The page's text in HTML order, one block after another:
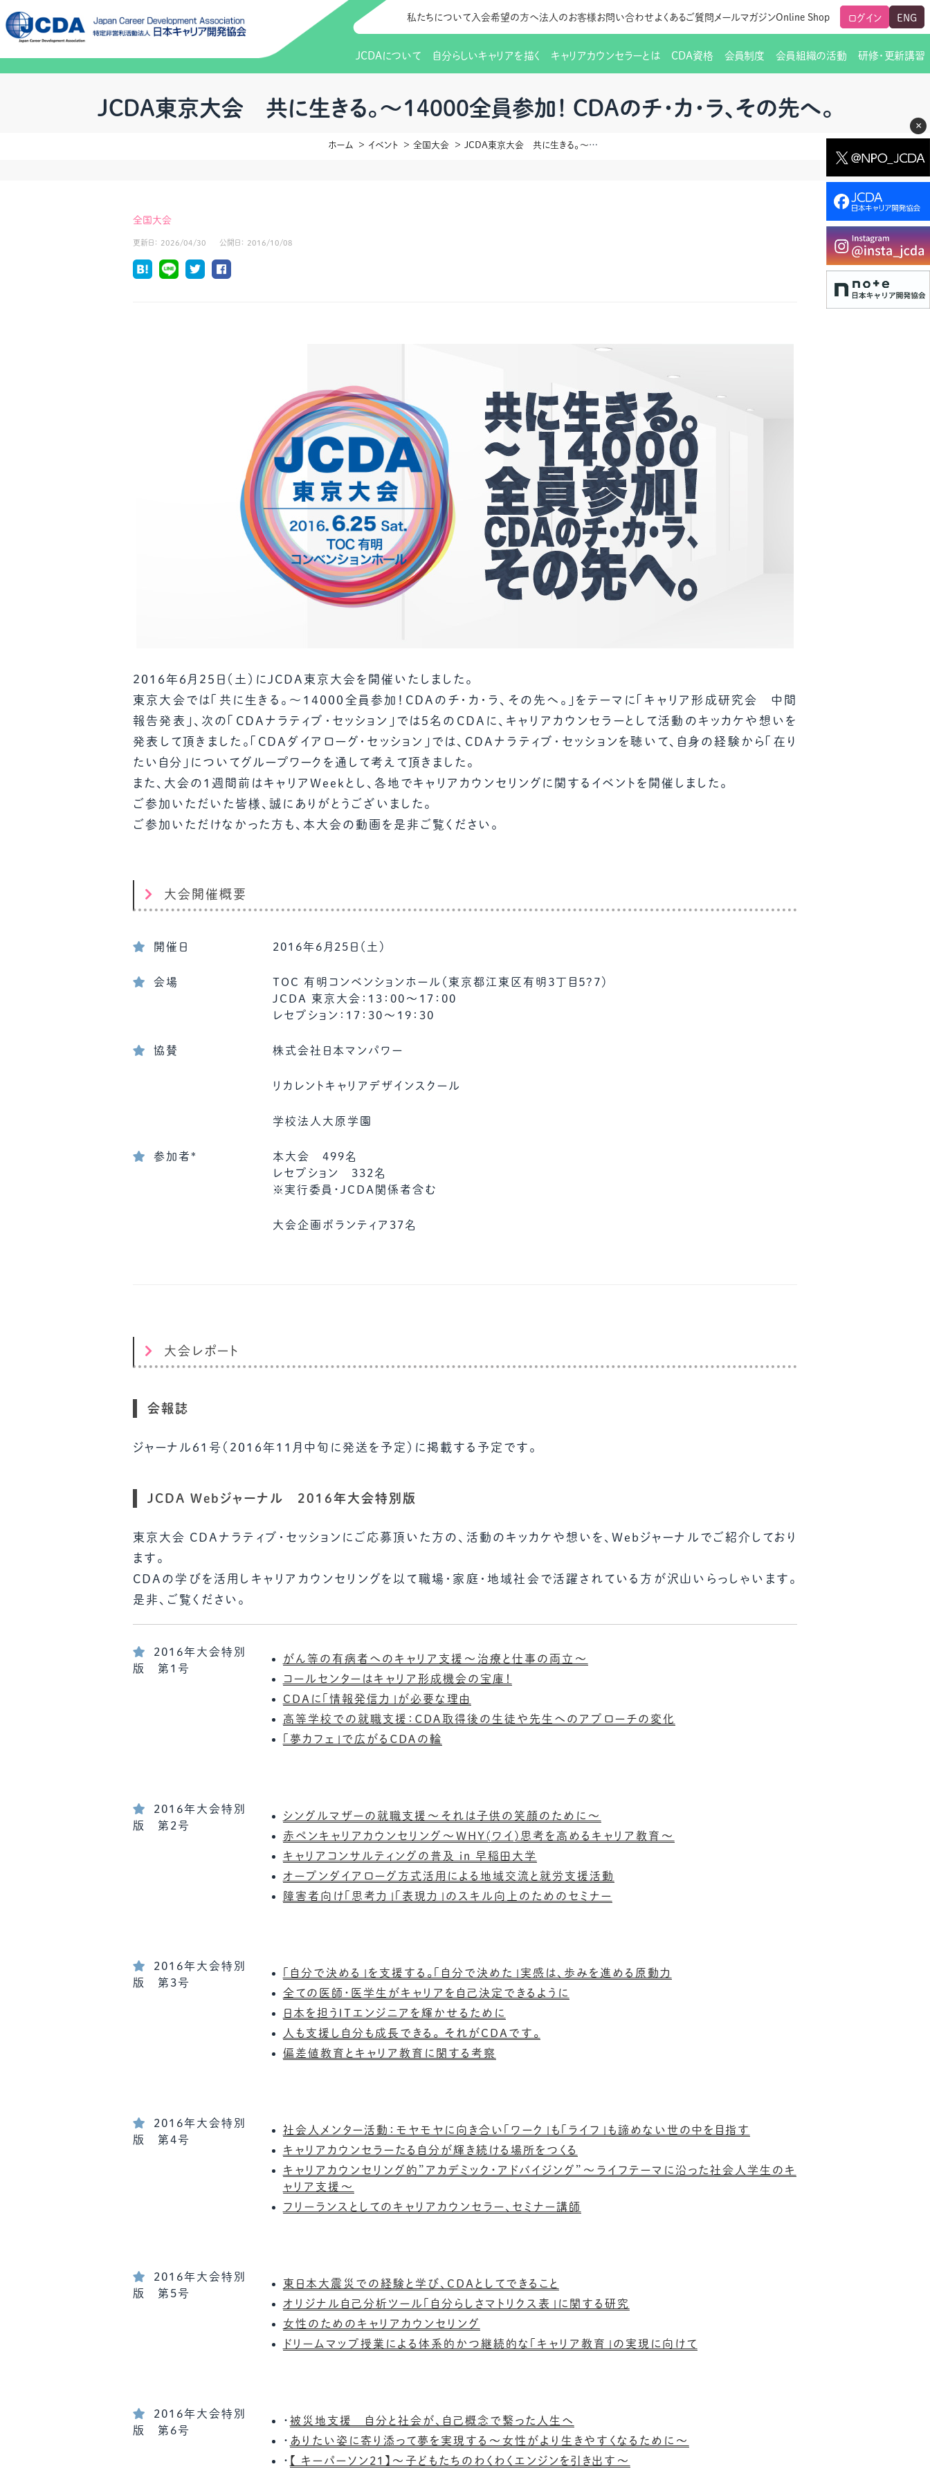
×
私たちについて 入会希望の方へ法人のお客様お問い合わせよくあるご質問 メールマガジンOnline Shop ログイン ENG
JCDAについて
JCDAのビジョン 理事長からのご挨拶 グローバルな交流
人生すごろく金の糸
自分らしいキャリアを描く キャリアカウンセラーとは CDA資格 会員制度
入会のご案内 会員向けサポート メールマガジン（ＣＤＡ友の会）
会員組織の活動
支部のご紹介 支部・地区一覧 支部からのお知らせ
研究会・啓発交流会の活動報告
研修・更新講習
研修情報（お知らせ） 更新講習 スキルアップ研修
（更新講習・スキルアップ）
のIDをお持ちでない方
必要書類ダウンロード（ピアトレ）
JCDA認定インストラクター紹介
JCDA東京大会 共に生きる。～14000全員参加！ CDAのチ・カ・ラ、その先へ。
ホーム イベント 全国大会 JCDA東京大会 共に生きる。～14000全員参加！ CDAのチ・カ・ラ、その先へ。
全国大会
更新日： 2026/04/30 公開日： 2016/10/08
2016年6月25日（土）にJCDA東京大会を開催いたしました。
東京大会では「共に生きる。～14000全員参加！CDAのチ・カ・ラ、その先へ。」をテーマに「キャリア形成研究会 中間
報告発表」、次の「CDAナラティブ・セッション」では5名のCDAに、キャリアカウンセラーとして活動のキッカケや想いを
発表して頂きました。「CDAダイアローグ・セッション」では、CDAナラティブ・セッションを聴いて、自身の経験から「在り
たい自分」についてグループワークを通して考えて頂きました。
また、大会の1週間前はキャリアWeekとし、各地でキャリアカウンセリングに関するイベントを開催しました。
ご参加いただいた皆様、誠にありがとうございました。
ご参加いただけなかった方も、本大会の動画を是非ご覧ください。
大会開催概要
開催日 2016年6月25日（土）
会場
TOC 有明コンベンションホール（東京都江東区有明３丁目５?７）
JCDA 東京大会：13：00～17：00
レセプション：17：30～19：30
協賛 株式会社日本マンパワー
リカレントキャリアデザインスクール
学校法人大原学園
参加者*
本大会 499名
レセプション 332名
※実行委員・JCDA関係者含む
大会企画ボランティア37名
大会レポート
会報誌
ジャーナル61号（2016年11月中旬に発送を予定）に掲載する予定です。
JCDA Webジャーナル 2016年大会特別版
東京大会 CDAナラティブ・セッションにご応募頂いた方の、活動のキッカケや想いを、Webジャーナルでご紹介しており
ます。
CDAの学びを活用しキャリアカウンセリングを以て職場・家庭・地域社会で活躍されている方が沢山いらっしゃいます。
是非、ご覧ください。
2016年大会特別
版 第1号
がん等の有病者へのキャリア支援～治療と仕事の両立～
コールセンターはキャリア形成機会の宝庫！
CDAに「情報発信力」が必要な理由
高等学校での就職支援：ＣＤＡ取得後の生徒や先生へのアプローチの変化
「夢カフェ」で広がるＣＤＡの輪
2016年大会特別
版 第2号
シングルマザーの就職支援～それは子供の笑顔のために～
赤ペンキャリアカウンセリング～WHY(ワイ)思考を高めるキャリア教育～
キャリアコンサルティングの普及 in 早稲田大学
オープンダイアローグ方式活用による地域交流と就労支援活動
障害者向け「思考力」「表現力」のスキル向上のためのセミナー
2016年大会特別
版 第3号
「自分で決める」を支援する。「自分で決めた」実感は、歩みを進める原動力
全ての医師・医学生がキャリアを自己決定できるように
日本を担うＩＴエンジニアを輝かせるために
人も支援し自分も成長できる。 それがCDAです。
偏差値教育とキャリア教育に関する考察
2016年大会特別
版 第4号
社会人メンター活動：モヤモヤに向き合い「ワーク」も「ライフ」も諦めない世の中を目指す
キャリアカウンセラーたる自分が輝き続ける場所をつくる
キャリアカウンセリング的”アカデミック・アドバイジング”～ライフテーマに沿った社会人学生のキ
ャリア支援～
フリーランスとしてのキャリアカウンセラー、セミナー講師
2016年大会特別
版 第5号
東日本大震災での経験と学び、CDAとしてできること
オリジナル自己分析ツール「自分らしさマトリクス表」に関する研究
女性のためのキャリアカウンセリング
ドリームマップ授業による体系的かつ継続的な「キャリア教育」の実現に向けて
2016年大会特別
版 第6号
・ 被災地支援＿自分と社会が、自己概念で繋った人生へ
・ ありたい姿に寄り添って夢を実現する～女性がより生きやすくなるために～
・ 【 キーパーソン21】～子どもたちのわくわくエンジンを引き出す～